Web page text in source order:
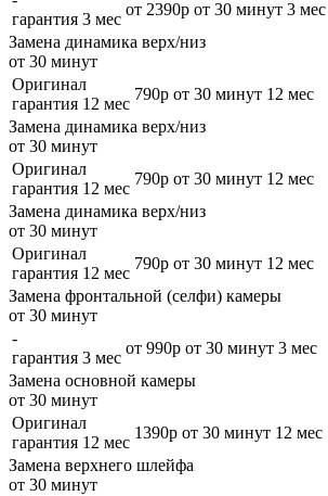
гарантия 3 мес
от 2390р от 30 минут 3 мес
Замена динамика верх/низ
от 30 минут
Оригинал
гарантия 12 мес
790р от 30 минут 12 мес
Замена динамика верх/низ
от 30 минут
Оригинал
гарантия 12 мес
790р от 30 минут 12 мес
Замена динамика верх/низ
от 30 минут
Оригинал
гарантия 12 мес
790р от 30 минут 12 мес
Замена фронтальной (селфи) камеры
от 30 минут
-
гарантия 3 мес
от 990р от 30 минут 3 мес
Замена основной камеры
от 30 минут
Оригинал
гарантия 12 мес
1390р от 30 минут 12 мес
Замена верхнего шлейфа
от 30 минут